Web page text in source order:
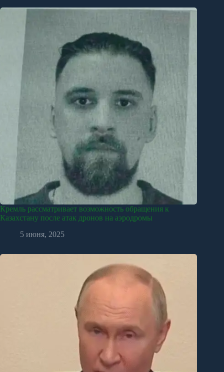
Кремль рассматривает возможность обращения к
Казахстану после атак дронов на аэродромы
5 июня, 2025